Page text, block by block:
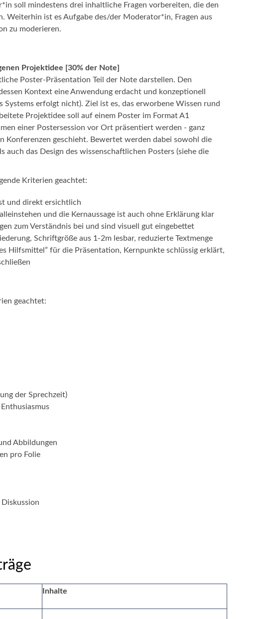
soll mindestens drei inhaltliche Fragen vorbereiten, die den
Weiterhin ist es Aufgabe des/der Moderator*in, Fragen aus
zu moderieren.
Projektidee [30% der Note]
Poster-Präsentation Teil der Note darstellen. Den
Kontext eine Anwendung erdacht und konzeptionell
erfolgt nicht). Ziel ist es, das erworbene Wissen rund
Projektidee soll auf einem Poster im Format A1
einer Postersession vor Ort präsentiert werden - ganz
Konferenzen geschieht. Bewertet werden dabei sowohl die
auch das Design des wissenschaftlichen Posters (siehe die
Kriterien geachtet:
und direkt ersichtlich
und die Kernaussage ist auch ohne Erklärung klar
zum Verständnis bei und sind visuell gut eingebettet
Schriftgröße aus 1-2m lesbar, reduzierte Textmenge
Hilfsmittel” für die Präsentation, Kernpunkte schlüssig erklärt,
geachtet:
der Sprechzeit)
Abbildungen
pro Folie
Inhalte